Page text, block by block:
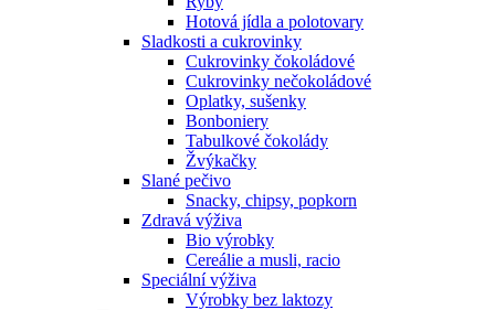
Hotová jídla a polotovary
Sladkosti a cukrovinky
Cukrovinky čokoládové
Cukrovinky nečokoládové
Oplatky, sušenky
Bonboniery
Tabulkové čokolády
Žvýkačky
Slané pečivo
Snacky, chipsy, popkorn
Zdravá výživa
Bio výrobky
Cereálie a musli, racio
Speciální výživa
Výrobky bez laktozy